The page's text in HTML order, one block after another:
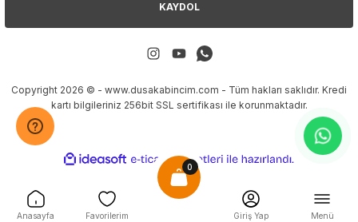
KAYDOL
Copyright 2026 © - www.dusakabincim.com - Tüm hakları saklıdır. Kredi
kartı bilgileriniz 256bit SSL sertifikası ile korunmaktadır.
Anasayfa Favorilerim
0
Giriş Yap Menü
ideasoft
e-